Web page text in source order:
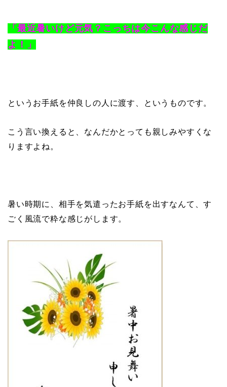
「最近暑いけど元気？こっちは今こんな感じだ
よ！」
というお手紙を仲良しの人に渡す、というものです。
こう言い換えると、なんだかとっても親しみやすくな
りますよね。
暑い時期に、相手を気遣ったお手紙を出すなんて、す
ごく風流で粋な感じがします。